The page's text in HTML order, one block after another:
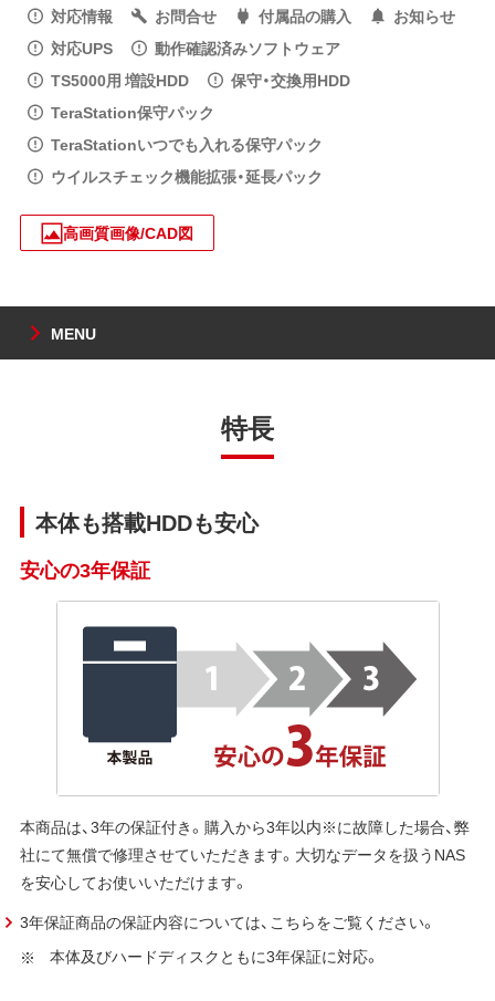
対応情報
お問合せ 付属品の購入
お知らせ
対応UPS
動作確認済みソフトウェア
TS5000用 増設HDD
保守・交換用HDD
TeraStation保守パック
TeraStationいつでも入れる保守パック
ウイルスチェック機能拡張・延長パック
高画質画像/CAD図
MENU
特長
本体も搭載HDDも安心
安心の3年保証
本商品は、3年の保証付き。購入から3年以内※に故障した場合、弊
社にて無償で修理させていただきます。大切なデータを扱うNAS
を安心してお使いいただけます。
3年保証商品の保証内容については、こちらをご覧ください。
本体及びハードディスクともに3年保証に対応。